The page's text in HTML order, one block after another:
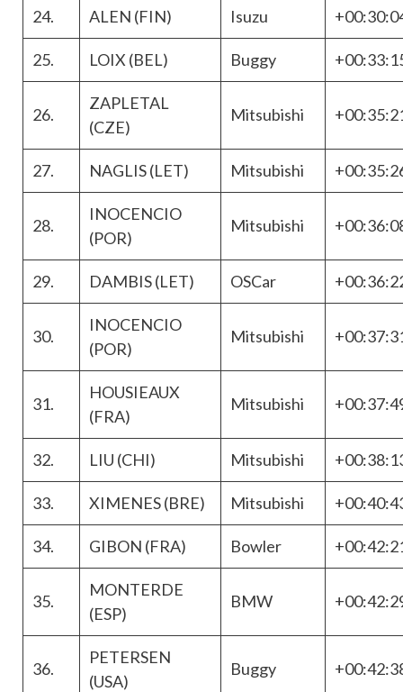
24. ALEN (FIN) Isuzu
25. LOIX (BEL) Buggy
26.
ZAPLETAL
(CZE)
Mitsubishi
27. NAGLIS (LET) Mitsubishi
28.
INOCENCIO
(POR)
Mitsubishi
29. DAMBIS (LET) OSCar
30.
INOCENCIO
(POR)
Mitsubishi
31.
HOUSIEAUX
(FRA)
Mitsubishi
32. LIU (CHI) Mitsubishi
33. XIMENES (BRE) Mitsubishi
34. GIBON (FRA) Bowler
35.
MONTERDE
(ESP)
BMW
36.
PETERSEN
(USA)
Buggy